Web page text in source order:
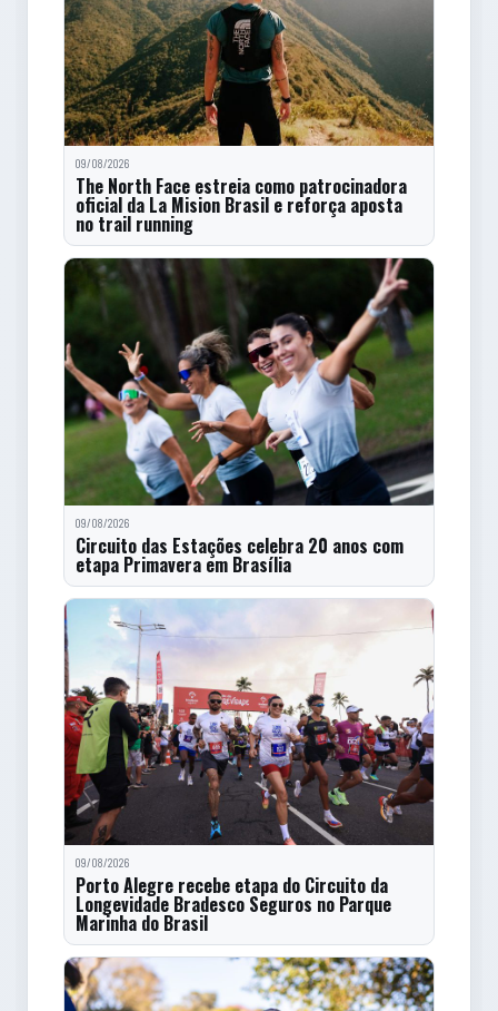
09/08/2026
The North Face estreia como patrocinadora
oficial da La Mision Brasil e reforça aposta
no trail running
09/08/2026
Circuito das Estações celebra 20 anos com
etapa Primavera em Brasília
09/08/2026
Porto Alegre recebe etapa do Circuito da
Longevidade Bradesco Seguros no Parque
Marinha do Brasil